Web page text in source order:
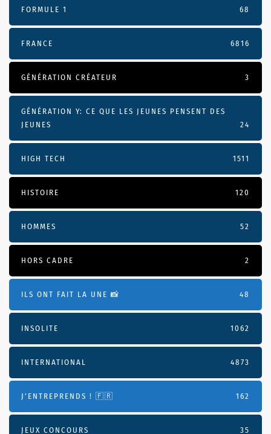
FORMULE 1 68
FRANCE 6816
GÉNÉRATION CRÉATEUR 3
GÉNÉRATION Y: CE QUE LES JEUNES PENSENT DES
JEUNES
24
HIGH TECH 1511
HISTOIRE 120
HOMMES 52
HORS CADRE 2
ILS ONT FAIT LA UNE 📸 48
INSOLITE 1062
INTERNATIONAL 4873
J'ENTREPRENDS ! 🇫🇷 162
JEUX CONCOURS 35